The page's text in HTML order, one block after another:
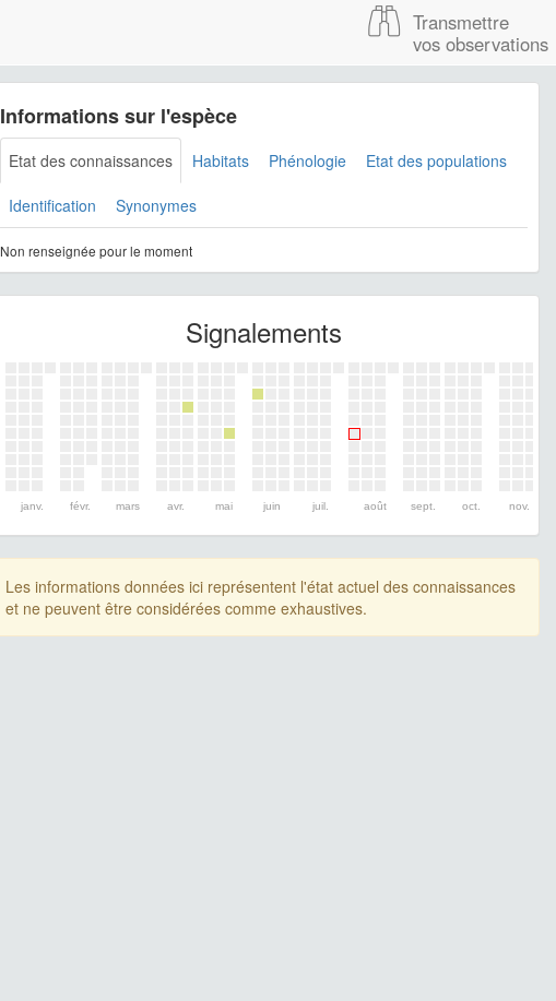
Transmettre
vos observations
Informations sur l'espèce
Etat des connaissances Habitats Phénologie Etat des populations
Identification Synonymes
Non renseignée pour le moment
Signalements
janv. févr. mars avr. mai juin juil. août sept. oct. nov.
Les informations données ici représentent l'état actuel des connaissances
et ne peuvent être considérées comme exhaustives.